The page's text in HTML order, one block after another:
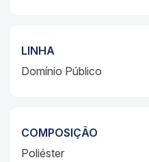
LINHA
Domínio Público
COMPOSIÇÃO
Poliéster